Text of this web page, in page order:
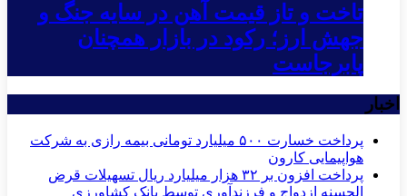
تاخت و تاز قیمت آهن در سایه جنگ و
جهش ارز؛ رکود در بازار همچنان
پابرجاست
اخبار
پرداخت خسارت ۵۰۰ میلیارد تومانی بیمه رازی به شرکت
هواپیمایی کارون
پرداخت افزون بر ۳۲ هزار میلیارد ریال تسهیلات قرض
الحسنه ازدواج و فرزندآوری توسط بانک کشاورزی